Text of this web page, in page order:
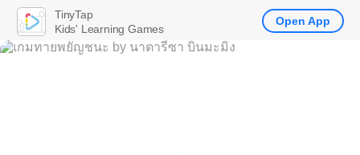
TinyTap
Kids' Learning Games
Open App